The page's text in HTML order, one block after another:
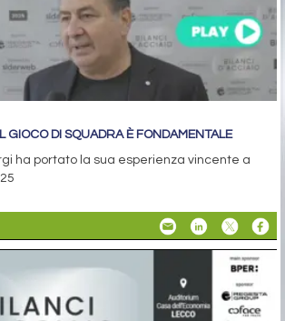
GIOCO DI SQUADRA È FONDAMENTALE
ha portato la sua esperienza vincente a